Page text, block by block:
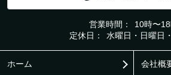
営業時間：
10時〜
定休日：
水曜日・日曜日
ホーム 会社概